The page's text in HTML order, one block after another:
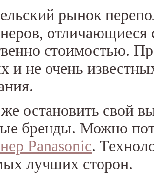
рынок
стоимостью.
и не очень
остановить свой
бренды. Можно
Panasonic.
лучших сторон.